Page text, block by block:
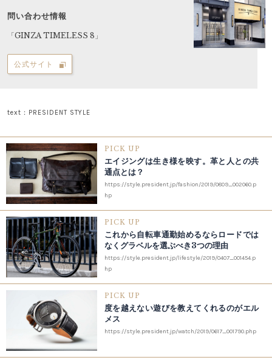
問い合わせ情報
「GINZA TIMELESS 8」
公式サイト
text：PRESIDENT STYLE
PICK UP
エイジングは生き様を映す。革と人との共
通点とは？
https://style.president.jp/fashion/2019/0809_002060.p
hp
PICK UP
これから自転車通勤始めるならロードでは
なくグラベルを選ぶべき3つの理由
https://style.president.jp/lifestyle/2019/0407_001454.p
hp
PICK UP
度を越えない遊びを教えてくれるのがエル
メス
https://style.president.jp/watch/2019/0617_001790.php